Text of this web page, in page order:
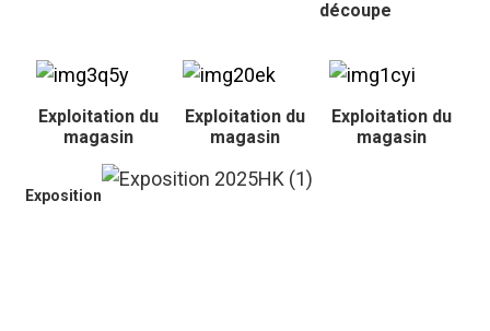
découpe
Exploitation du
magasin
Exploitation du
magasin
Exploitation du
magasin
Exposition